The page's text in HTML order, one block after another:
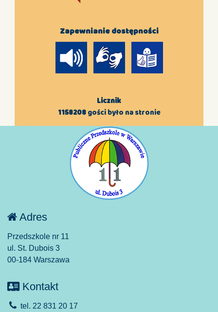
Zapewnianie dostępności
Licznik
1158208gości było na stronie
Adres
Przedszkole nr 11
ul. St. Dubois 3
00-184 Warszawa
Kontakt
tel. 22 831 20 17